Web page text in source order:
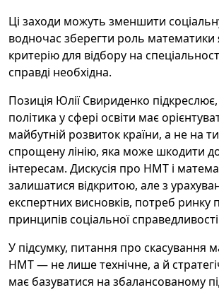
Ці заходи можуть зменшити
водночас зберегти роль математики
критерію для відбору на
справді необхідна.
Позиція Юлії Свириденко
політика у сфері освіти має
майбутній розвиток країни, а не на
спрощену лінію, яка може шкодити
інтересам. Дискусія про НМТ і
залишатися відкритою, але з
експертних висновків, потреб ринку
принципів соціальної
У підсумку, питання про скасування
НМТ — не лише технічне, а й
має базуватися на збалансованому